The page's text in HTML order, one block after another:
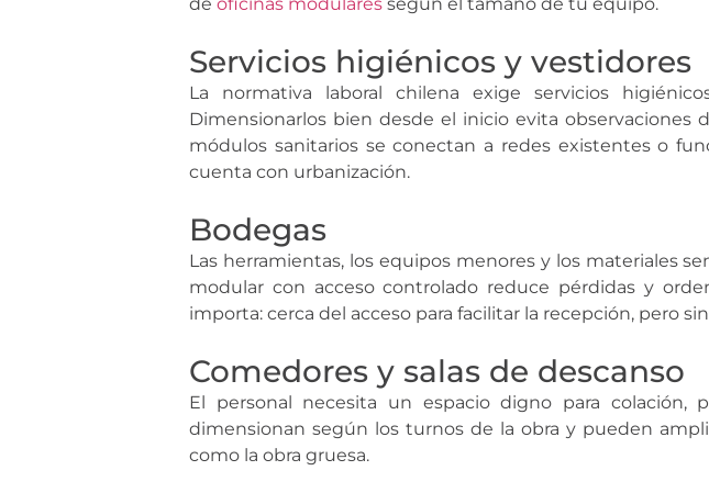
Servicios higiénicos y vestidores
La normativa laboral chilena exige servicios
Dimensionarlos bien desde el inicio evita observaciones
módulos sanitarios se conectan a redes existentes o
cuenta con urbanización.
Bodegas
Las herramientas, los equipos menores y los materiales
modular con acceso controlado reduce pérdidas y
importa: cerca del acceso para facilitar la recepción, pero
Comedores y salas de descanso
El personal necesita un espacio digno para
dimensionan según los turnos de la obra y pueden
como la obra gruesa.